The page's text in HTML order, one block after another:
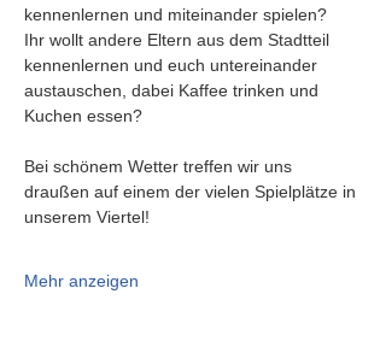
kennenlernen und miteinander spielen?
Ihr wollt andere Eltern aus dem Stadtteil
kennenlernen und euch untereinander
austauschen, dabei Kaffee trinken und
Kuchen essen?
Bei schönem Wetter treffen wir uns
draußen auf einem der vielen Spielplätze in
unserem Viertel!
Mehr anzeigen